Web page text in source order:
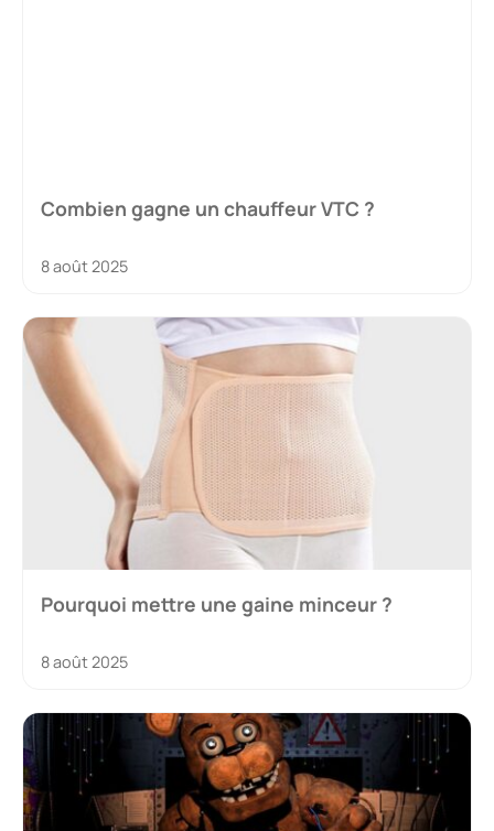
Combien gagne un chauffeur VTC ?
8 août 2025
Pourquoi mettre une gaine minceur ?
8 août 2025